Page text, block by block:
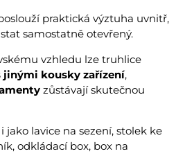
praktická výztuha uvnitř,
samostatně otevřený.
vzhledu lze truhlice
kousky zařízení,
zůstávají skutečnou
i jako lavice na sezení, stolek ke
odkládací box, box na